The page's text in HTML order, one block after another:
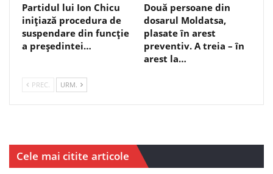
Partidul lui Ion Chicu
inițiază procedura de
suspendare din funcție
a președintei…
Două persoane din
dosarul Moldatsa,
plasate în arest
preventiv. A treia – în
arest la…
PREC. URM.
Cele mai citite articole